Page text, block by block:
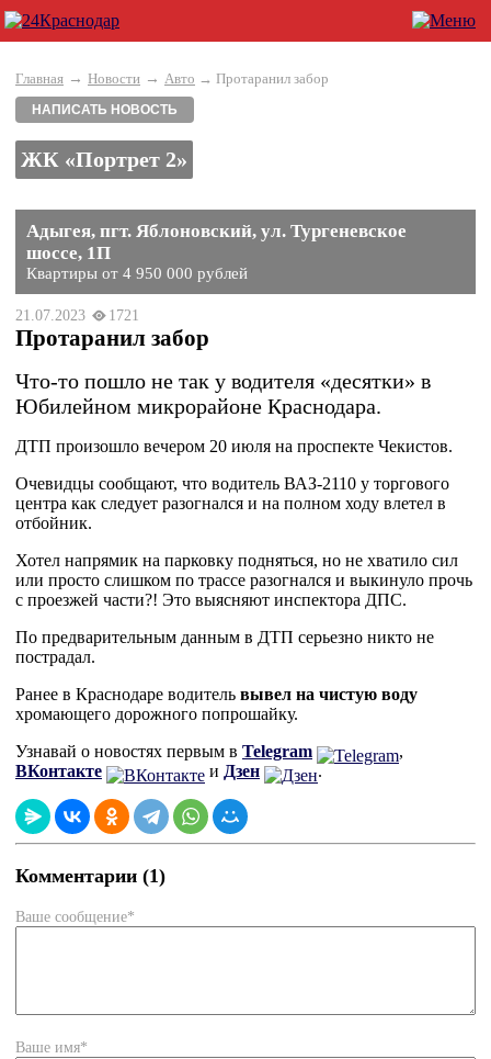
Главная → Новости → Авто → Протаранил забор
НАПИСАТЬ НОВОСТЬ
ЖК «Портрет 2»
Адыгея, пгт. Яблоновский, ул. Тургеневское
шоссе, 1П
Квартиры от 4 950 000 рублей
21.07.2023 1721
Протаранил забор
Что-то пошло не так у водителя «десятки» в
Юбилейном микрорайоне Краснодара.
ДТП произошло вечером 20 июля на проспекте Чекистов.
Очевидцы сообщают, что водитель ВАЗ-2110 у торгового
центра как следует разогнался и на полном ходу влетел в
отбойник.
Хотел напрямик на парковку подняться, но не хватило сил
или просто слишком по трассе разогнался и выкинуло прочь
с проезжей части?! Это выясняют инспектора ДПС.
По предварительным данным в ДТП серьезно никто не
пострадал.
Ранее в Краснодаре водитель вывел на чистую воду
хромающего дорожного попрошайку.
Узнавай о новостях первым в Telegram
,
ВКонтакте
и Дзен .
Комментарии (1)
Ваше сообщение*
Ваше имя*